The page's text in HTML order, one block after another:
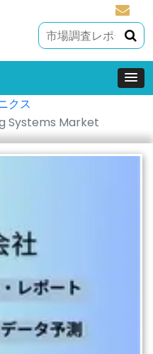
クス
Systems Market